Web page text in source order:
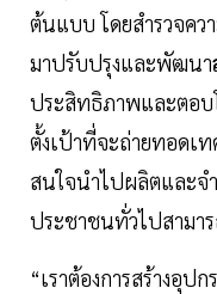
ต้นแบบ โดยสำรวจคว
มาปรับปรุงและพัฒนา
ประสิทธิภาพและตอบ
ตั้งเป้าที่จะถ่ายทอดเ
สนใจนำไปผลิตและจ
ประชาชนทั่วไปสามาร
“เราต้องการสร้างอุป